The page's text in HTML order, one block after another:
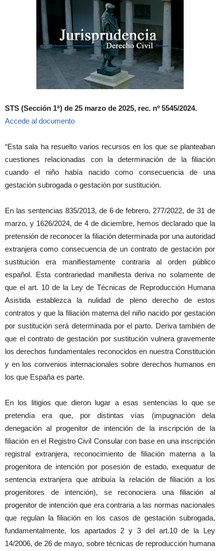
STS (Sección 1ª) de 25 marzo de 2025, rec. nº 5545/2024.
Accede al documento
“Esta sala ha resuelto varios recursos en los que se planteaban
cuestiones relacionadas con la determinación de la filiación
cuando el niño había nacido como consecuencia de una
gestación subrogada o gestación por sustitución.
En las sentencias 835/2013, de 6 de febrero, 277/2022, de 31 de
marzo, y 1626/2024, de 4 de diciembre, hemos declarado que la
pretensión de reconocer la filiación determinada por una autoridad
extranjera como consecuencia de un contrato de gestación por
sustitución era manifiestamente contraria al orden público
español. Esta contrariedad manifiesta deriva no solamente de
que el art. 10 de la Ley de Técnicas de Reproducción Humana
Asistida establezca la nulidad de pleno derecho de estos
contratos y que la filiación materna del niño nacido por gestación
por sustitución será determinada por el parto. Deriva también de
que el contrato de gestación por sustitución vulnera gravemente
los derechos fundamentales reconocidos en nuestra Constitución
y en los convenios internacionales sobre derechos humanos en
los que España es parte.
En los litigios que dieron lugar a esas sentencias lo que se
pretendía era que, por distintas vías (impugnación dela
denegación al progenitor de intención de la inscripción de la
filiación en el Registro Civil Consular con base en una inscripción
registral extranjera, reconocimiento de filiación materna a la
progenitora de intención por posesión de estado, exequatur de
sentencia extranjera que atribuía la relación de filiación a los
progenitores de intención), se reconociera una filiación al
progenitor de intención que era contraria a las normas nacionales
que regulan la filiación en los casos de gestación subrogada,
fundamentalmente, los apartados 2 y 3 del art.10 de la Ley
14/2006, de 26 de mayo, sobre técnicas de reproducción humana